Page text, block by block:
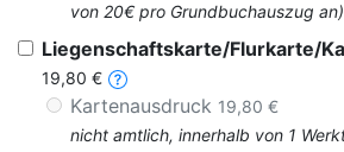
von 20€ pro Grundbuchauszug an)
Liegenschaftskarte/Flurkarte/
19,80 €
Kartenausdruck 19,80 €
nicht amtlich, innerhalb von 1